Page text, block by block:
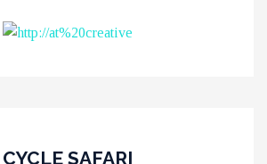
CYCLE SAFARI